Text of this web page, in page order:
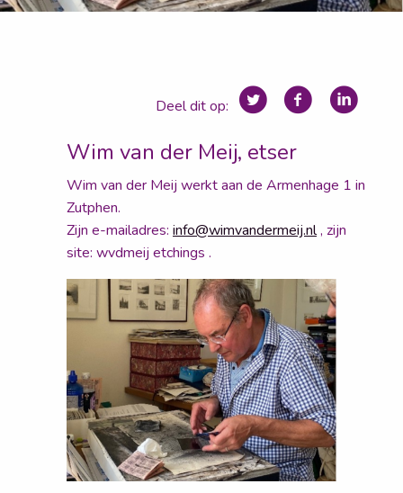
Wim van der Meij, etser
Deel dit op:
Wim van der Meij werkt aan de Armenhage 1 in
Zutphen.
Zijn e-mailadres: info@wimvandermeij.nl, zijn
site: wvdmeij etchings .